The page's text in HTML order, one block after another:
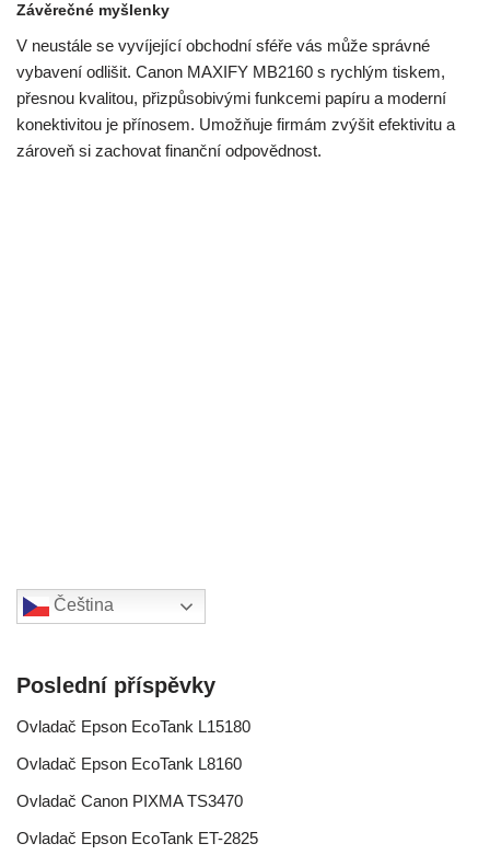
Závěrečné myšlenky
V neustále se vyvíjející obchodní sféře vás může správné
vybavení odlišit. Canon MAXIFY MB2160 s rychlým tiskem,
přesnou kvalitou, přizpůsobivými funkcemi papíru a moderní
konektivitou je přínosem. Umožňuje firmám zvýšit efektivitu a
zároveň si zachovat finanční odpovědnost.
Čeština‎
Poslední příspěvky
Ovladač Epson EcoTank L15180
Ovladač Epson EcoTank L8160
Ovladač Canon PIXMA TS3470
Ovladač Epson EcoTank ET-2825